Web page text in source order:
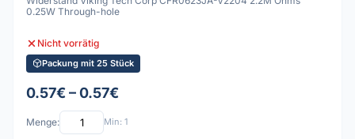
0.25W Through-hole
Nicht vorrätig
Packung mit 25 Stück
0.57€ – 0.57€
Menge: Min: 1